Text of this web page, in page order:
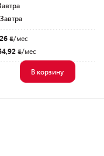
/мес
/мес
В корзину